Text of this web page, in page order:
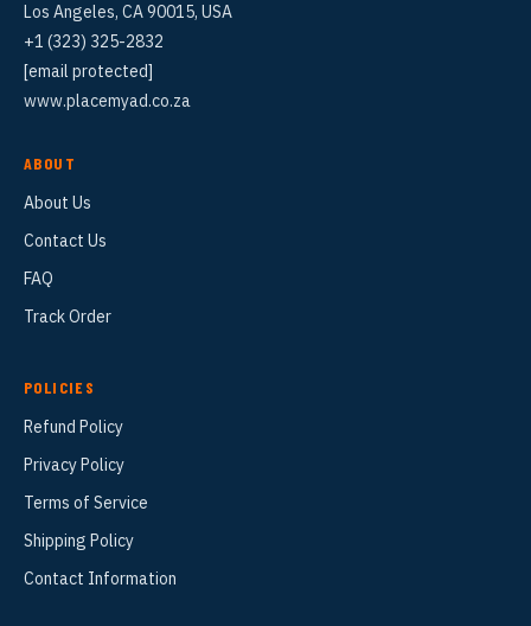
Los Angeles, CA 90015, USA
+1 (323) 325-2832
[email protected]
www.placemyad.co.za
ABOUT
About Us
Contact Us
FAQ
Track Order
POLICIES
Refund Policy
Privacy Policy
Terms of Service
Shipping Policy
Contact Information